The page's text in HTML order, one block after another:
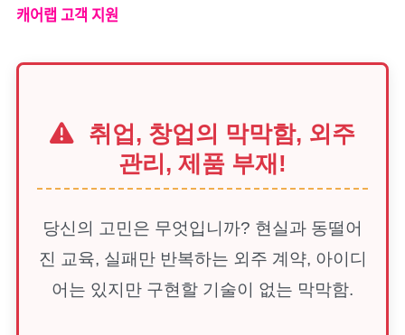
캐어랩 고객 지원
취업, 창업의 막막함, 외주
관리, 제품 부재!
당신의 고민은 무엇입니까? 현실과 동떨어
진 교육, 실패만 반복하는 외주 계약, 아이디
어는 있지만 구현할 기술이 없는 막막함.